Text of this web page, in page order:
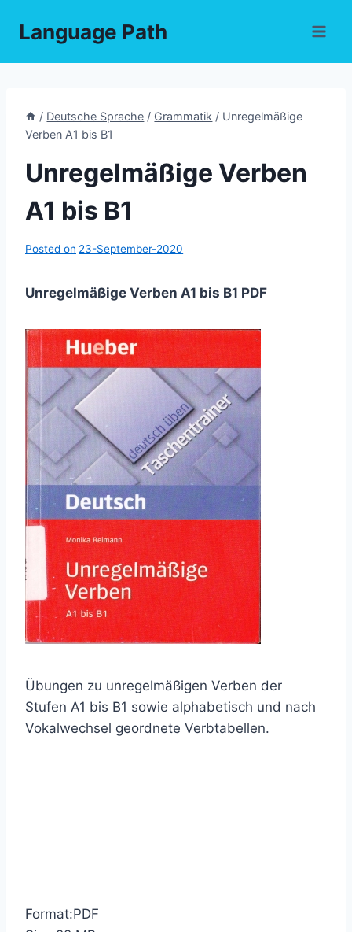
Language Path
/ Deutsche Sprache / Grammatik / Unregelmäßige
Verben A1 bis B1
Unregelmäßige Verben
A1 bis B1
Posted on 23-September-2020
Unregelmäßige Verben A1 bis B1 PDF
Übungen zu unregelmäßigen Verben der
Stufen A1 bis B1 sowie alphabetisch und nach
Vokalwechsel geordnete Verbtabellen.
Format:PDF